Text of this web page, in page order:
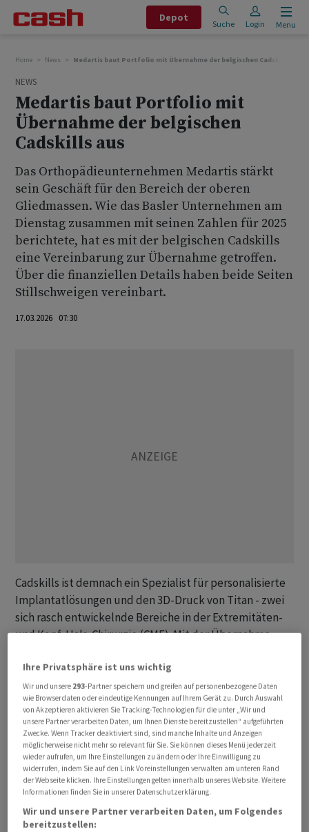
Depot
Suche Login Menu
Home News Medartis baut Portfolio mit Übernahme der belgischen Cadskills aus
NEWS
Medartis baut Portfolio mit
Übernahme der belgischen
Cadskills aus
Das Orthopädieunternehmen Medartis stärkt
sein Geschäft für den Bereich der oberen
Gliedmassen. Wie das Basler Unternehmen am
Dienstag zusammen mit seinen Zahlen für 2025
berichtete, hat es mit der belgischen Cadskills
eine Vereinbarung zur Übernahme getroffen.
Über die finanziellen Details haben beide Seiten
Stillschweigen vereinbart.
17.03.2026 07:30
Cadskills ist demnach ein Spezialist für personalisierte
Implantatlösungen und den 3D-Druck von Titan - zwei
sich rasch entwickelnde Bereiche in der Extremitäten-
und Kopf-Hals-Chirurgie (CMF). Mit der Übernahme
komplexere klinische Anwendungen mit
massgeschneiderten Implantaten - darunter der Ersatz
des Kiefergelenks, Implantate, die bei Patienten mit
erheblichem Knochenverlust direkt auf der
Knochenoberfläche sitzen, sowie Lösungen zur
Gesichtskonturierung.
Cadskills verfügt den Angaben zufolge über die
Zertifizierung zur Herstellung von Medizinprodukten
der Klasse III - der höchsten regulatorischen
Ihre Privatsphäre ist uns wichtig
Wir und unsere 293-Partner speichern und greifen auf personenbezogene Daten
wie Browserdaten oder eindeutige Kennungen auf Ihrem Gerät zu. Durch Auswahl
von Akzeptieren aktivieren Sie Tracking-Technologien für die unter „Wir und
unsere Partner verarbeiten Daten, um Ihnen Dienste bereitzustellen“ aufgeführten
Zwecke. Wenn Tracker deaktiviert sind, sind manche Inhalte und Anzeigen
möglicherweise nicht mehr so relevant für Sie. Sie können dieses Menü jederzeit
wieder aufrufen, um Ihre Einstellungen zu ändern oder Ihre Einwilligung zu
widerrufen, indem Sie auf den Link Voreinstellungen verwalten am unteren Rand
der Webseite klicken. Ihre Einstellungen gelten innerhalb unseres Website. Weitere
Informationen finden Sie in unserer Datenschutzerklärung.
Wir und unsere Partner verarbeiten Daten, um Folgendes
bereitzustellen: